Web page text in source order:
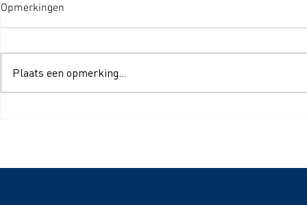
Opmerkingen
Plaats een opmerking...